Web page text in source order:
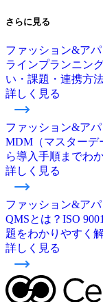
さらに見る
ファッション&ア
ラインプランニン
い・課題・連携方
詳しく見る
ファッション&ア
MDM（マスターデ
ら導入手順までわ
詳しく見る
ファッション&ア
QMSとは？ISO
題をわかりやすく
詳しく見る